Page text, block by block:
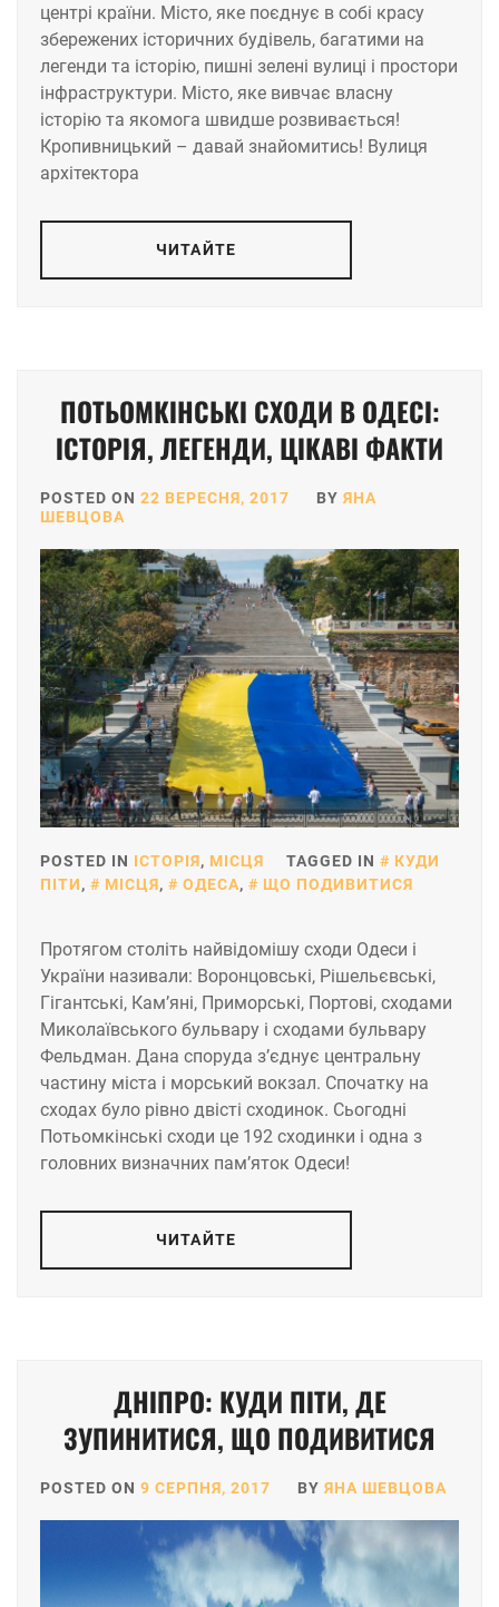
центрі країни. Місто, яке поєднує в собі красу
збережених історичних будівель, багатими на
легенди та історію, пишні зелені вулиці і простори
інфраструктури. Місто, яке вивчає власну
історію та якомога швидше розвивається!
Кропивницький – давай знайомитись! Вулиця
архітектора
ЧИТАЙТЕ
ПОТЬОМКІНСЬКІ СХОДИ В ОДЕСІ:
ІСТОРІЯ, ЛЕГЕНДИ, ЦІКАВІ ФАКТИ
POSTED ON 22 ВЕРЕСНЯ, 2017 BY ЯНА
ШЕВЦОВА
POSTED IN ІСТОРІЯ, МІСЦЯ TAGGED IN
КУДИ
ПІТИ, МІСЦЯ, ОДЕСА, ЩО ПОДИВИТИСЯ
Протягом століть найвідомішу сходи Одеси і
України називали: Воронцовські, Рішельєвські,
Гігантські, Кам’яні, Приморські, Портові, сходами
Миколаївського бульвару і сходами бульвару
Фельдман. Дана споруда з’єднує центральну
частину міста і морський вокзал. Спочатку на
сходах було рівно двісті сходинок. Сьогодні
Потьомкінські сходи це 192 сходинки і одна з
головних визначних пам’яток Одеси!
ЧИТАЙТЕ
ДНІПРО: КУДИ ПІТИ, ДЕ
ЗУПИНИТИСЯ, ЩО ПОДИВИТИСЯ
POSTED ON 9 СЕРПНЯ, 2017 BY ЯНА ШЕВЦОВА